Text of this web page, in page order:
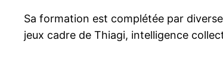
Sa formation est complétée par
jeux cadre de Thiagi, intelligence